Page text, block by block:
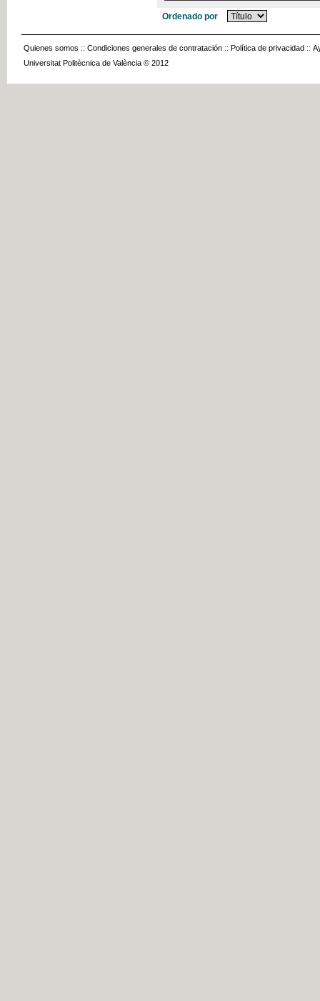
Ordenado por
Quienes somos :: Condiciones generales de contratación :: Política de privacidad ::
Universitat Politècnica de València © 2012